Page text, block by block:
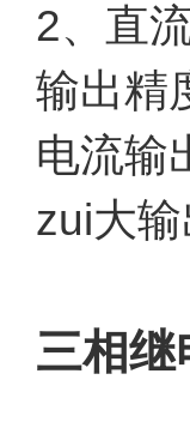
2、直
输出精
电流输
zui大
三相继